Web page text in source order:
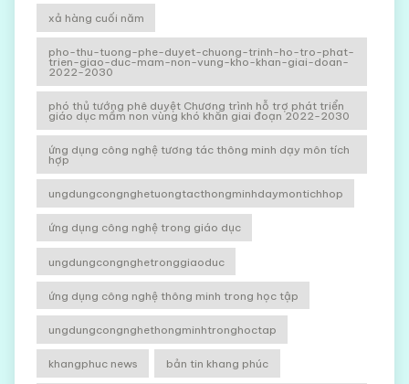
xả hàng cuối năm
pho-thu-tuong-phe-duyet-chuong-trinh-ho-tro-phat-
trien-giao-duc-mam-non-vung-kho-khan-giai-doan-
2022-2030
phó thủ tướng phê duyệt Chương trình hỗ trợ phát triển
giáo dục mầm non vùng khó khăn giai đoạn 2022-2030
ứng dụng công nghệ tương tác thông minh dạy môn tích
hợp
ungdungcongnghetuongtacthongminhdaymontichhop
ứng dụng công nghệ trong giáo dục
ungdungcongnghetronggiaoduc
ứng dụng công nghệ thông minh trong học tập
ungdungcongnghethongminhtronghoctap
khangphuc news bản tin khang phúc